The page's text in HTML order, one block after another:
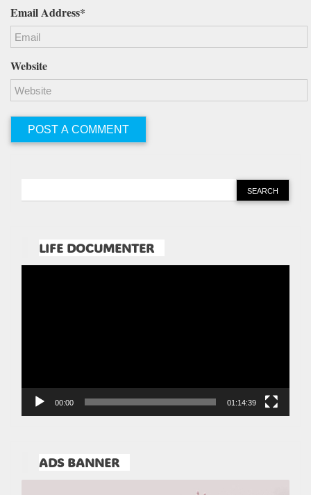
Email Address*
Website
LIFE DOCUMENTER
00:00 01:14:39
ADS BANNER